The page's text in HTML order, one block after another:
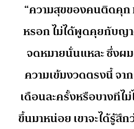
“ความสุขของคนติดคุก
หรอก ไม่ได้พูดคุยกับญ
จดหมายนั่นแหละ ซึ่งผ
ความเข้มงวดตรงนี้ จา
เดือนละครั้งหรือบางทีไ
ขึ้นมาหน่อย เขาจะได้รู้สึ